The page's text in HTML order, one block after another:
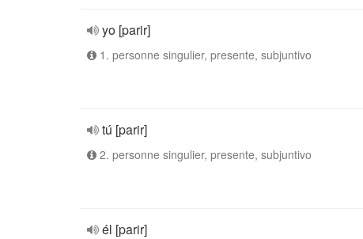
yo [parir]
1. personne singulier, presente, subjuntivo
tú [parir]
2. personne singulier, presente, subjuntivo
él [parir]